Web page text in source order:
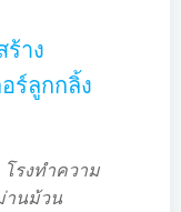
าง
ร์ลูกกลิ้ง
โรงทำความ
านม้วน